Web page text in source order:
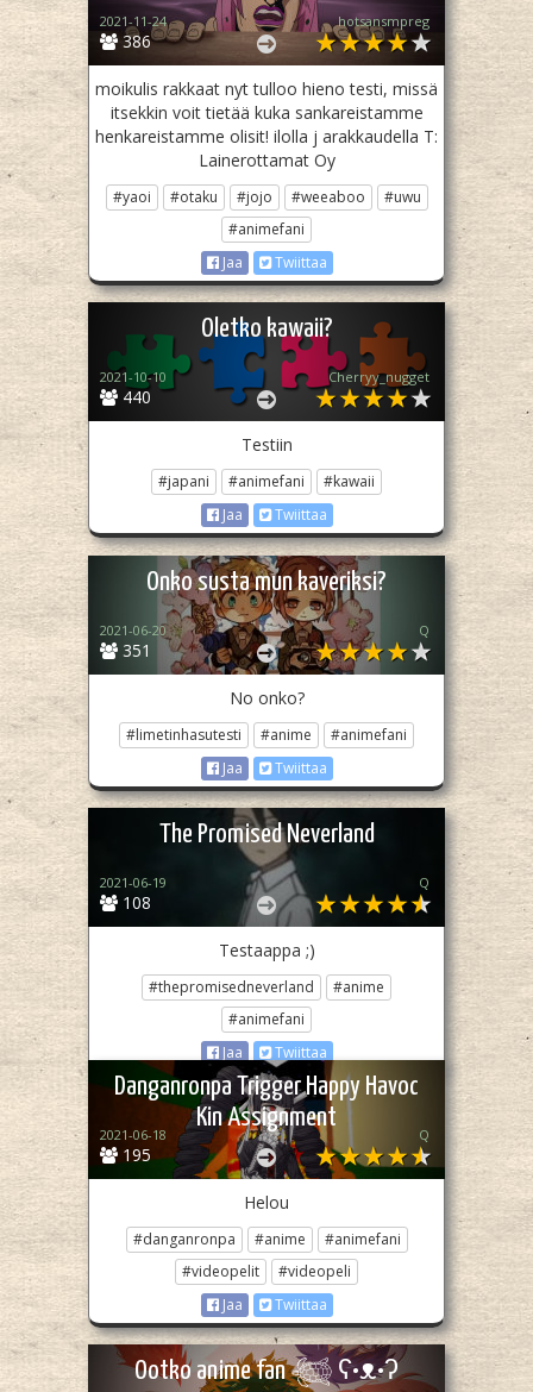
386
2021-11-24 hotsansmpreg
moikulis rakkaat nyt tulloo hieno testi, missä
itsekkin voit tietää kuka sankareistamme
henkareistamme olisit! ilolla j arakkaudella T:
Lainerottamat Oy
#yaoi #otaku #jojo #weeaboo
#uwu
#animefani
Jaa
Twiittaa
Oletko kawaii?
440
2021-10-10 Cherryy_nugget
Testiin
#japani #animefani
#kawaii
Jaa
Twiittaa
Onko susta mun kaveriksi?
351
2021-06-20 Q
No onko?
#limetinhasutesti #anime
#animefani
Jaa
Twiittaa
The Promised Neverland
108
2021-06-19 Q
Testaappa ;)
#thepromisedneverland
#anime
#animefani
Jaa
Twiittaa
Danganronpa Trigger Happy Havoc
Kin Assignment
195
2021-06-18 Q
Helou
#danganronpa #anime
#animefani
#videopelit
#videopeli
Jaa
Twiittaa
Ootko anime fan 𓆉︎ ʕ•ᴥ•ʔ